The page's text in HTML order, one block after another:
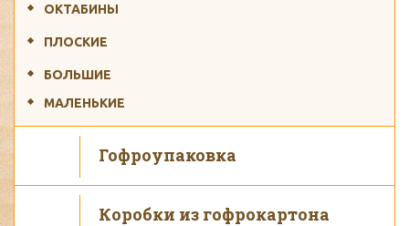
ОКТАБИНЫ
ПЛОСКИЕ
БОЛЬШИЕ
МАЛЕНЬКИЕ
Гофроупаковка
Коробки из гофрокартона